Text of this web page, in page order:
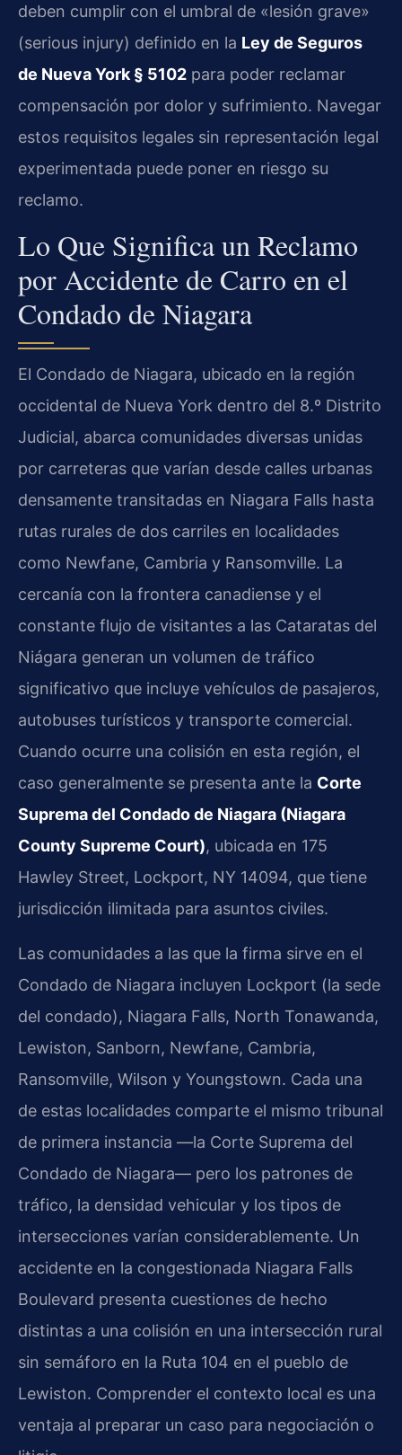
deben cumplir con el umbral de «lesión grave»
(serious injury) definido en la Ley de Seguros
de Nueva York § 5102 para poder reclamar
compensación por dolor y sufrimiento. Navegar
estos requisitos legales sin representación legal
experimentada puede poner en riesgo su
reclamo.
Lo Que Significa un Reclamo
por Accidente de Carro en el
Condado de Niagara
El Condado de Niagara, ubicado en la región
occidental de Nueva York dentro del 8.º Distrito
Judicial, abarca comunidades diversas unidas
por carreteras que varían desde calles urbanas
densamente transitadas en Niagara Falls hasta
rutas rurales de dos carriles en localidades
como Newfane, Cambria y Ransomville. La
cercanía con la frontera canadiense y el
constante flujo de visitantes a las Cataratas del
Niágara generan un volumen de tráfico
significativo que incluye vehículos de pasajeros,
autobuses turísticos y transporte comercial.
Cuando ocurre una colisión en esta región, el
caso generalmente se presenta ante la Corte
Suprema del Condado de Niagara (Niagara
County Supreme Court), ubicada en 175
Hawley Street, Lockport, NY 14094, que tiene
jurisdicción ilimitada para asuntos civiles.
Las comunidades a las que la firma sirve en el
Condado de Niagara incluyen Lockport (la sede
del condado), Niagara Falls, North Tonawanda,
Lewiston, Sanborn, Newfane, Cambria,
Ransomville, Wilson y Youngstown. Cada una
de estas localidades comparte el mismo tribunal
de primera instancia —la Corte Suprema del
Condado de Niagara— pero los patrones de
tráfico, la densidad vehicular y los tipos de
intersecciones varían considerablemente. Un
accidente en la congestionada Niagara Falls
Boulevard presenta cuestiones de hecho
distintas a una colisión en una intersección rural
sin semáforo en la Ruta 104 en el pueblo de
Lewiston. Comprender el contexto local es una
ventaja al preparar un caso para negociación o